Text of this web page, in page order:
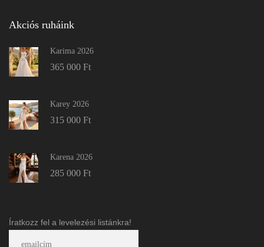
Akciós ruháink
Karima 2026
365 000 Ft
Karey 2026
315 000 Ft
Karena 2026
285 000 Ft
Íratkozz fel a levelezési listánkra!